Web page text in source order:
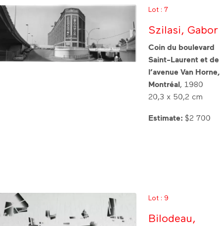
Lot : 7
Szilasi, Gabor
Coin du boulevard
Saint-Laurent et de
l’avenue Van Horne,
Montréal, 1980
20,3 x 50,2 cm
Estimate:$2 700
Lot : 9
Bilodeau,